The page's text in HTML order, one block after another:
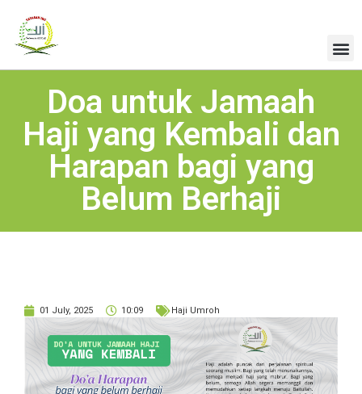
Doa untuk Jamaah
Haji yang Kembali dan
Harapan bagi yang
Belum Berhaji
01 July, 2025 10:09 Haji Umroh